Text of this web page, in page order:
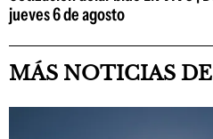
jueves 6 de agosto
MÁS NOTICIAS